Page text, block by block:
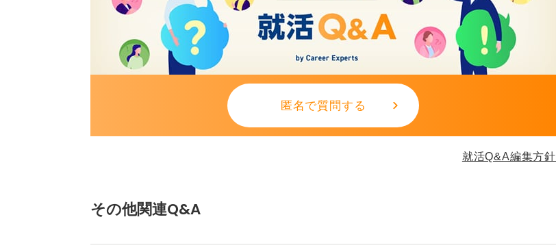
合いながら整理してみることもおすすめです。
そうすることで、損得勘定を超えたところにある、自分自身の価値観や夢、そし
て本当に大切にしたい目標に気付けると思います。
匿名で質問する
就活Q&A編集方針
その他関連Q&A